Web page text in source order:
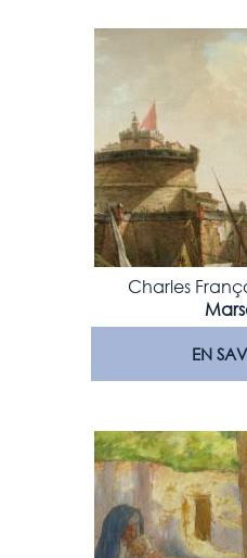
Charles
EN